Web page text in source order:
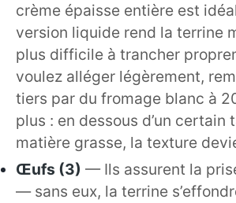
crème épaisse entière est
version liquide rend la terrine
plus difficile à trancher
voulez alléger légèrement,
tiers par du fromage blanc à
plus : en dessous d’un certain
matière grasse, la texture
Œufs (3) — Ils assurent la
— sans eux, la terrine